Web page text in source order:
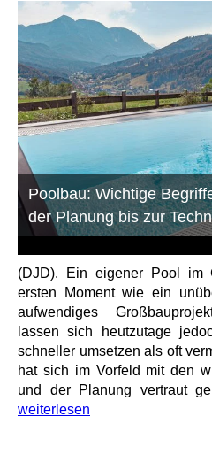
Poolbau: Wichtige
der Planung bis zur
(DJD). Ein eigener Pool im
ersten Moment wie ein
aufwendiges
lassen sich heutzutage
schneller umsetzen als oft
hat sich im Vorfeld mit den
und der Planung vertraut
weiterlesen